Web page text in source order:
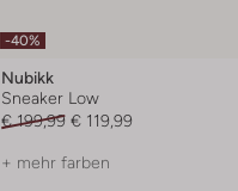
-40%
Nubikk
Sneaker Low
€ 199,99 € 119,99
+ mehr farben